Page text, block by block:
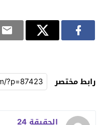
رابط مختصر
الحقيقة 24